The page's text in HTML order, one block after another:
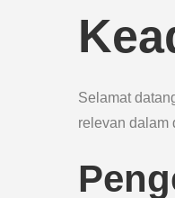
Selamat
relevan dalam